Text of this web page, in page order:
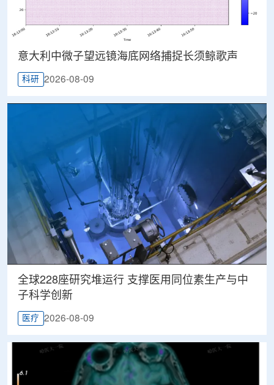
意大利中微子望远镜海底网络捕捉长须鲸歌声
科研 2026-08-09
全球228座研究堆运行 支撑医用同位素生产与中
子科学创新
医疗 2026-08-09